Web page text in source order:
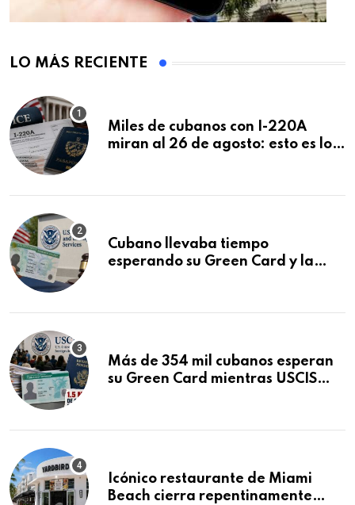
LO MÁS RECIENTE
Miles de cubanos con I-220A
miran al 26 de agosto: esto es lo
Cubano llevaba tiempo
esperando su Green Card y la
Más de 354 mil cubanos esperan
su Green Card mientras USCIS
Icónico restaurante de Miami
Beach cierra repentinamente